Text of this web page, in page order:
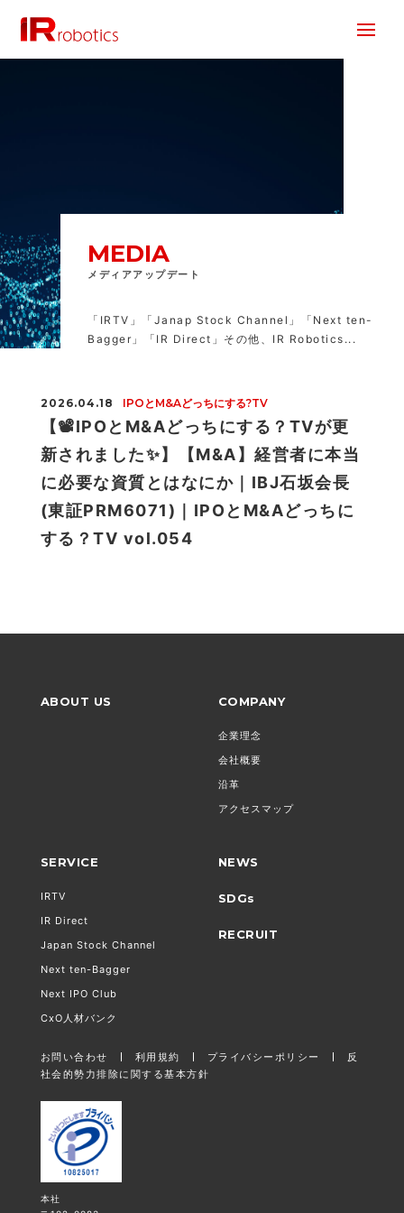
MEDIA
メディアアップデート
「IRTV」「Janap Stock Channel」「Next ten-
Bagger」「IR Direct」その他、IR Robotics...
2026.04.18 IPOとM&Aどっちにする?TV
【📽IPOとM&Aどっちにする？TVが更
新されました✨】【M&A】経営者に本当
に必要な資質とはなにか｜IBJ石坂会長
(東証PRM6071)｜IPOとM&Aどっちに
する？TV vol.054
ABOUT US COMPANY
企業理念
会社概要
沿革
アクセスマップ
SERVICE
IRTV
IR Direct
Japan Stock Channel
Next ten-Bagger
Next IPO Club
CxO人材バンク
NEWS
SDGs
RECRUIT
お問い合わせ 利用規約 プライバシーポリシー
反
社会的勢力排除に関する基本方針
本社